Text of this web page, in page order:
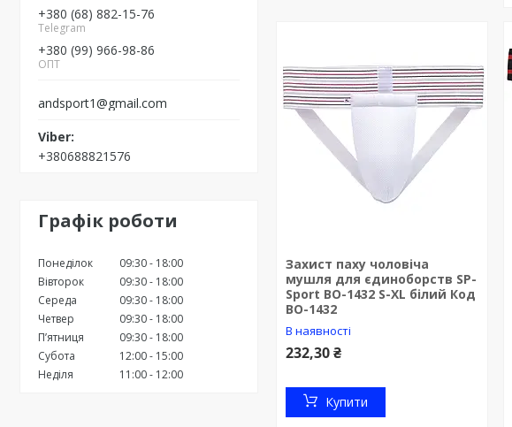
+380 (68) 882-15-76
Telegram
+380 (99) 966-98-86
ОПТ
andsport1@gmail.com
+380688821576
Графік роботи
Понеділок 09:30
18:00
Вівторок
09:30
18:00
Середа
09:30
18:00
Четвер
09:30
18:00
Пʼятниця
09:30
18:00
Субота
12:00
15:00
Неділя
11:00 12:00
Захист паху чоловіча
мушля для єдиноборств SP-
Sport BO-1432 S-XL білий Код
BO-1432
В наявності
232,30 ₴
Купити